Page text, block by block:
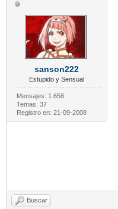
sanson222
Estupido y Sensual
Mensajes: 1.658
Temas: 37
Registro en: 21-09-2008
Buscar